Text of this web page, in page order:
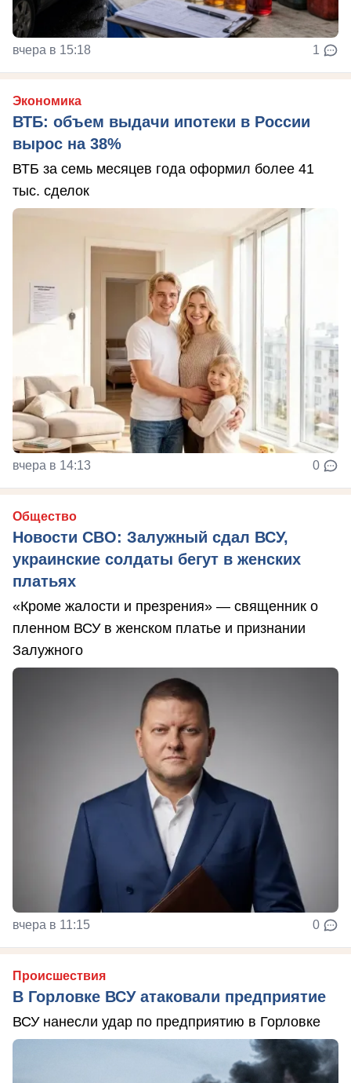
вчера в 15:18 1
Экономика
ВТБ: объем выдачи ипотеки в России
вырос на 38%
ВТБ за семь месяцев года оформил более 41
тыс. сделок
вчера в 14:13 0
Общество
Новости СВО: Залужный сдал ВСУ,
украинские солдаты бегут в женских
платьях
«Кроме жалости и презрения» — священник о
пленном ВСУ в женском платье и признании
Залужного
вчера в 11:15 0
Происшествия
В Горловке ВСУ атаковали предприятие
ВСУ нанесли удар по предприятию в Горловке